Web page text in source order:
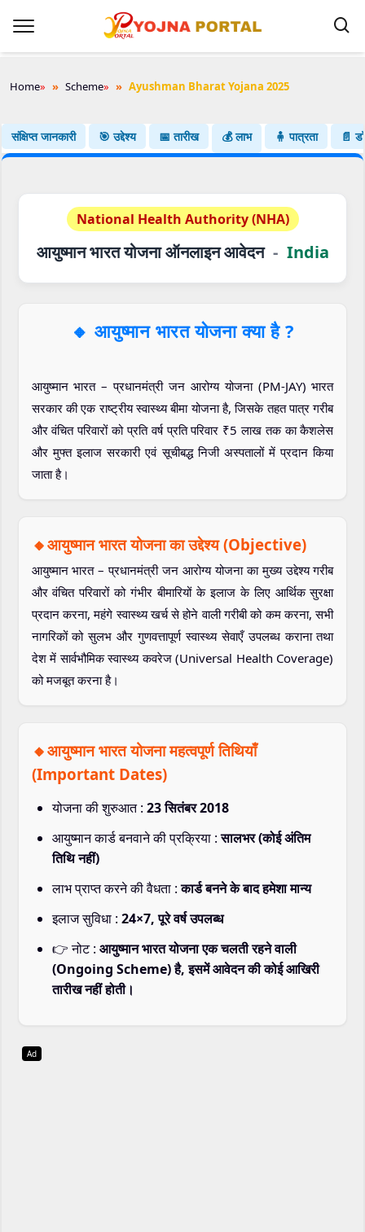
Home» Scheme» Ayushman Bharat Yojana 2025
संक्षिप्त जानकारी 🎯 उद्देश्य 📅 तारीख 💰 लाभ 🧍 पात्रता 📄
National Health Authority (NHA)
आयुष्मान भारत योजना ऑनलाइन आवेदन - India
🔸 आयुष्मान भारत योजना क्या है ?
आयुष्मान भारत – प्रधानमंत्री जन आरोग्य योजना (PM-JAY) भारत
सरकार की एक राष्ट्रीय स्वास्थ्य बीमा योजना है, जिसके तहत पात्र गरीब
और वंचित परिवारों को प्रति वर्ष प्रति परिवार ₹5 लाख तक का कैशलेस
और मुफ्त इलाज सरकारी एवं सूचीबद्ध निजी अस्पतालों में प्रदान किया
जाता है।
🔸आयुष्मान भारत योजना का उद्देश्य (Objective)
आयुष्मान भारत – प्रधानमंत्री जन आरोग्य योजना का मुख्य उद्देश्य गरीब
और वंचित परिवारों को गंभीर बीमारियों के इलाज के लिए आर्थिक सुरक्षा
प्रदान करना, महंगे स्वास्थ्य खर्च से होने वाली गरीबी को कम करना, सभी
नागरिकों को सुलभ और गुणवत्तापूर्ण स्वास्थ्य सेवाएँ उपलब्ध कराना तथा
देश में सार्वभौमिक स्वास्थ्य कवरेज (Universal Health Coverage)
को मजबूत करना है।
🔸आयुष्मान भारत योजना महत्वपूर्ण तिथियाँ
(Important Dates)
योजना की शुरुआत : 23 सितंबर 2018
आयुष्मान कार्ड बनवाने की प्रक्रिया :सालभर (कोई अंतिम
तिथि नहीं)
लाभ प्राप्त करने की वैधता :कार्ड बनने के बाद हमेशा मान्य
इलाज सुविधा : 24×7, पूरे वर्ष उपलब्ध
👉 नोट : आयुष्मान भारत योजना एक चलती रहने वाली
(Ongoing Scheme) है, इसमें आवेदन की कोई आखिरी
तारीख नहीं होती।
Ad